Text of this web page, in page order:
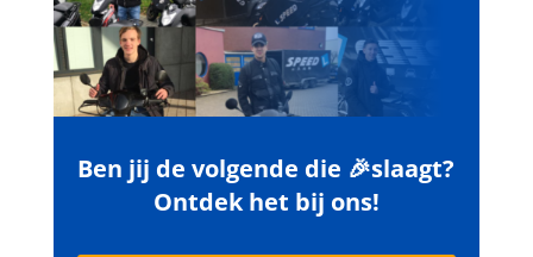
Ben jij de volgende die 🎉slaagt?
Ontdek het bij ons!